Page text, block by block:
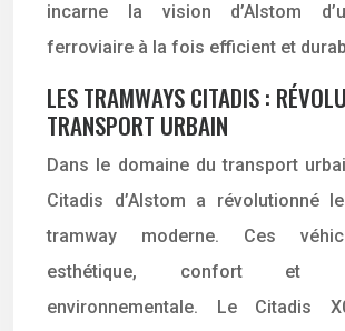
incarne la vision d’Alstom
ferroviaire à la fois efficient et
LES TRAMWAYS CITADIS :
TRANSPORT URBAIN
Dans le domaine du transport
Citadis d’Alstom a révolutionné
tramway moderne. Ces
esthétique, confort et
environnementale. Le Citadis